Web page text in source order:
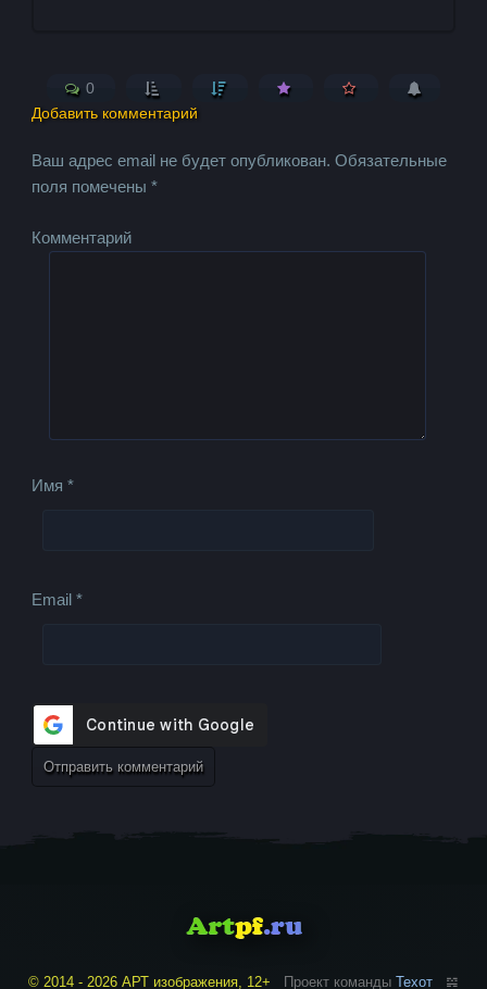
0
Добавить комментарий
Ваш адрес email не будет опубликован. Обязательные
поля помечены*
Комментарий
Имя*
Email*
© 2014 - 2026 АРТ изображения, 12+ Проект команды Техот 𝌴